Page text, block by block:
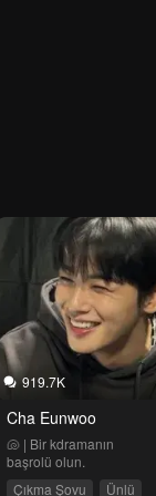
919.7K
Cha Eunwoo
🐚 | Bir kdramanın
başrolü olun.
Çıkma Şovu
Ünlü